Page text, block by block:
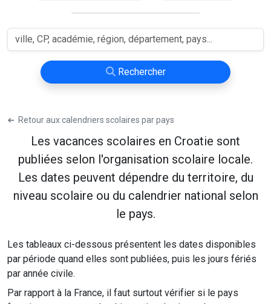
Rechercher
➔ Retour aux calendriers scolaires par pays
Les vacances scolaires en Croatie sont
publiées selon l'organisation scolaire locale.
Les dates peuvent dépendre du territoire, du
niveau scolaire ou du calendrier national selon
le pays.
Les tableaux ci-dessous présentent les dates disponibles
par période quand elles sont publiées, puis les jours fériés
par année civile.
Par rapport à la France, il faut surtout vérifier si le pays